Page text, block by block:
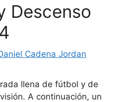
Descenso
Cadena Jordan
llena de fútbol y de
A continuación, un